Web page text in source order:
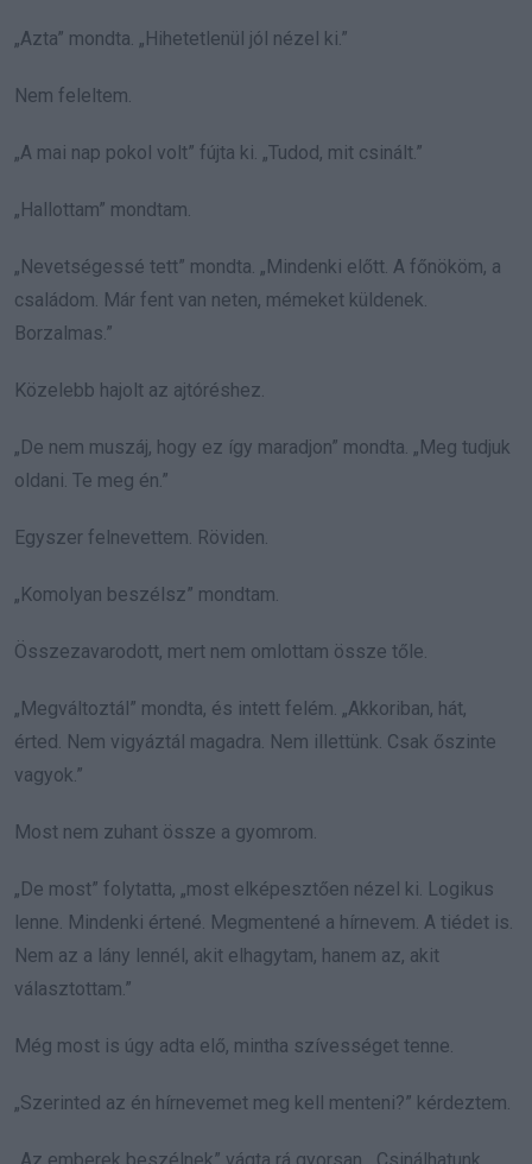
„Azta” mondta. „Hihetetlenül jól nézel ki.”
Nem feleltem.
„A mai nap pokol volt” fújta ki. „Tudod, mit csinált.”
„Hallottam” mondtam.
„Nevetségessé tett” mondta. „Mindenki előtt. A főnököm, a
családom. Már fent van neten, mémeket küldenek.
Borzalmas.”
Közelebb hajolt az ajtóréshez.
„De nem muszáj, hogy ez így maradjon” mondta. „Meg tudjuk
oldani. Te meg én.”
Egyszer felnevettem. Röviden.
„Komolyan beszélsz” mondtam.
Összezavarodott, mert nem omlottam össze tőle.
„Megváltoztál” mondta, és intett felém. „Akkoriban, hát,
érted. Nem vigyáztál magadra. Nem illettünk. Csak őszinte
vagyok.”
Most nem zuhant össze a gyomrom.
„De most” folytatta, „most elképesztően nézel ki. Logikus
lenne. Mindenki értené. Megmentené a hírnevem. A tiédet is.
Nem az a lány lennél, akit elhagytam, hanem az, akit
választottam.”
Még most is úgy adta elő, mintha szívességet tenne.
„Szerinted az én hírnevemet meg kell menteni?” kérdeztem.